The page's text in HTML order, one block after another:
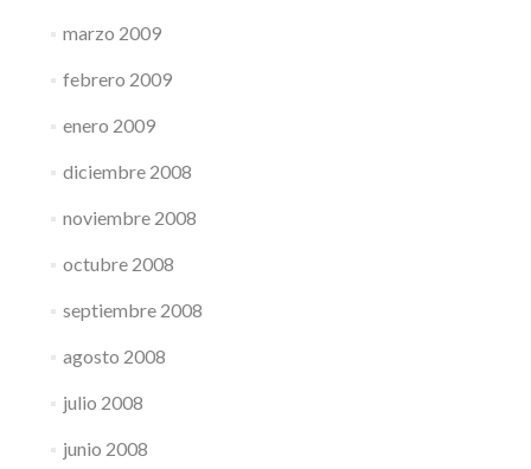
marzo 2009
febrero 2009
enero 2009
diciembre 2008
noviembre 2008
octubre 2008
septiembre 2008
agosto 2008
julio 2008
junio 2008